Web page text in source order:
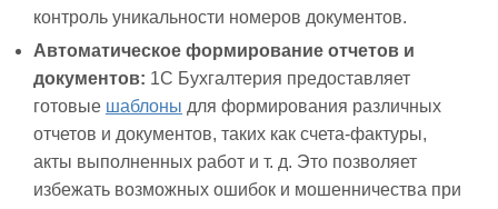
контроль уникальности номеров документов.
Автоматическое формирование отчетов и
документов: 1С Бухгалтерия предоставляет
готовые шаблоны для формирования различных
отчетов и документов, таких как счета-фактуры,
акты выполненных работ и т. д. Это позволяет
избежать возможных ошибок и мошенничества при